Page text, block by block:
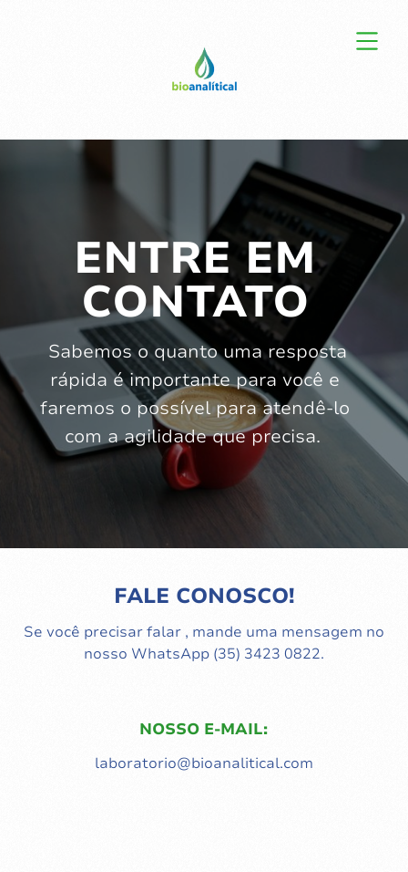
ENTRE EM
CONTATO
Sabemos o quanto uma resposta
rápida é importante para você e
faremos o possível para atendê-lo
com a agilidade que precisa.
FALE CONOSCO!
Se você precisar falar , mande uma mensagem no
nosso WhatsApp (35) 3423 0822.
NOSSO E-MAIL:
laboratorio@bioanalitical.com